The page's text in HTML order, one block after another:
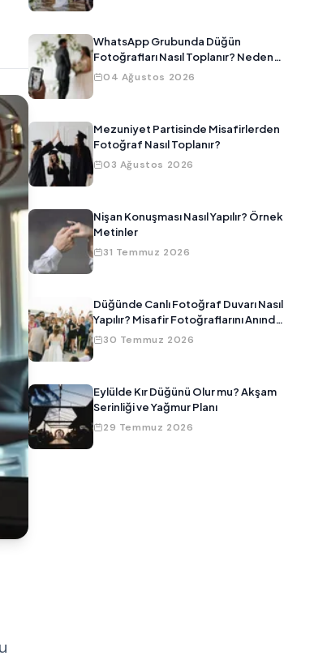
WhatsApp Grubunda Düğün
Fotoğrafları Nasıl Toplanır? Neden
Çalışmıyor?
04 Ağustos 2026
Mezuniyet Partisinde Misafirlerden
Fotoğraf Nasıl Toplanır?
03 Ağustos 2026
Nişan Konuşması Nasıl Yapılır? Örnek
Metinler
31 Temmuz 2026
Düğünde Canlı Fotoğraf Duvarı Nasıl
Yapılır? Misafir Fotoğraflarını Anında
Ekrana Yansıtma
30 Temmuz 2026
Eylülde Kır Düğünü Olur mu? Akşam
Serinliği ve Yağmur Planı
29 Temmuz 2026